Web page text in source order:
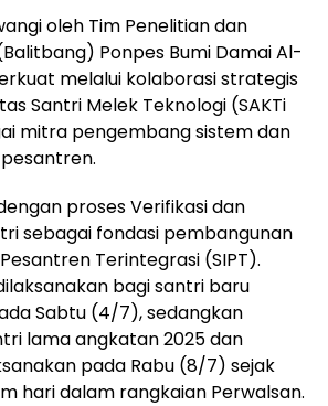
oleh Tim Penelitian dan
Ponpes Bumi Damai Al-
melalui kolaborasi strategis
Santri Melek Teknologi (SAKTi
mitra pengembang sistem dan
proses Verifikasi dan
sebagai fondasi pembangunan
Terintegrasi (SIPT).
bagi santri baru
Sabtu (4/7), sedangkan
lama angkatan 2025 dan
pada Rabu (8/7) sejak
hari dalam rangkaian Perwalsan.